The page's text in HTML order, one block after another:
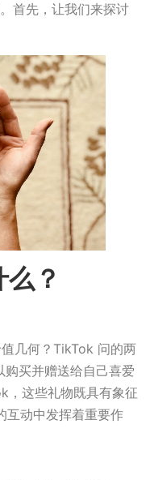
首先，让我们来探讨
？
几何？TikTok 问的两
买并赠送给自己喜爱
，这些礼物既具有象征
互动中发挥着重要作